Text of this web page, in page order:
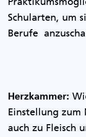
Schularten, um
Berufe
Herzkammer:
Einstellung zum
auch zu Fleisch